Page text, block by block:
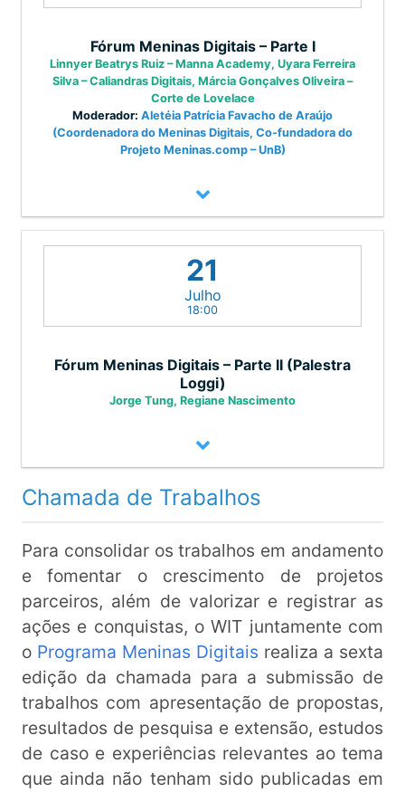
responsável por manter o portfólio de
produtos e serviços atualizado com as
novas tendências de mercado, integrar
as diversas soluções do grupo Stefanini
e fomentar uma cultura ágil com uma
mentalidade de crescimento
própria Stefanini. Giuliana é PhD em
Engenharia em Informática pela
Universidade de Lisboa, se mantém
atualizada e relevante realizando cursos
de transformação digital e design em
Universidades como Harvard e Insead.
ela construiu uma carreira internacional
atuando em vários países: Portugal,
Estados Unidos e Romênia.
Fórum Meninas Digitais – Parte I
Linnyer Beatrys Ruiz – Manna Academy, Uyara Ferreira
Silva – Caliandras Digitais, Márcia Gonçalves Oliveira –
Corte de Lovelace
Moderador: Aletéia Patrícia Favacho de Araújo
(Coordenadora do Meninas Digitais, Co-fundadora do
Projeto Meninas.comp – UnB)
Tema: Meninas Digitais na Educação 5.0
Uyara
Academy
A Profa. Dra. Linnyer Beatrys Ruiz é Presidente da
Sociedade Brasileira de Microeletrônica – SBMicro
(2020-2022). É Bolsista de Produtividade em
Pesquisa PQ1D do CNPq. Ela é membro do Comitê
de Assessoramento de Microeletrônica (CA-ME) do
CNPq; membro do Comitê da Área de Tecnologia
da Informação – CATI do Ministério da Ciência,
Tecnologia e Inovação (MCTI); membro do Comitê
Assessor de área da Fundação Araucária (Fundação
de Apoio à Pesquisa do Paraná); membro do
Fórum Meninas Digitais – Parte II (Palestra
Loggi)
Jorge Tung, Regiane Nascimento
21
Julho
18:00
Programas de Mentoria em Tech: Loggi e
PMD/SBC)
Resumo:
Apesar do crescimento expressivo no Brasil,
o setor de e-commerce ainda tem muito a
melhorar quando comparado a grandes
economias mundiais. A Loggi, criada em
2013, é uma das empresas unicórnios no
Brasil, com soluções inovadoras e
relevantes no setor de logística, com forte
base em tecnologias digitais. A Loggi tem
Chamada de Trabalhos
Para consolidar os trabalhos em andamento
e fomentar o crescimento de projetos
parceiros, além de valorizar e registrar as
ações e conquistas, o WIT juntamente com
o Programa Meninas Digitais realiza a sexta
edição da chamada para a submissão de
trabalhos com apresentação de propostas,
resultados de pesquisa e extensão, estudos
de caso e experiências relevantes ao tema
que ainda não tenham sido publicadas em